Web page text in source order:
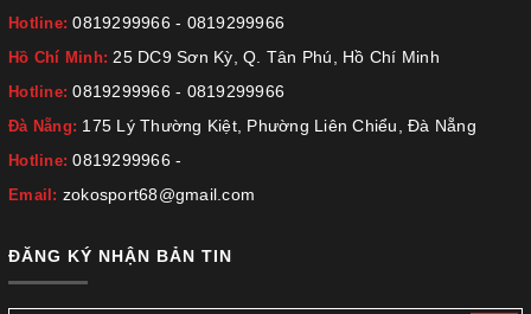
Hotline:0819299966 - 0819299966
Hồ Chí Minh:25 DC9 Sơn Kỳ, Q. Tân Phú, Hồ Chí Minh
Hotline:0819299966 - 0819299966
Đà Nẵng: 175 Lý Thường Kiệt, Phường Liên Chiểu, Đà Nẵng
Hotline:0819299966 -
Email: zokosport68@gmail.com
ĐĂNG KÝ NHẬN BẢN TIN